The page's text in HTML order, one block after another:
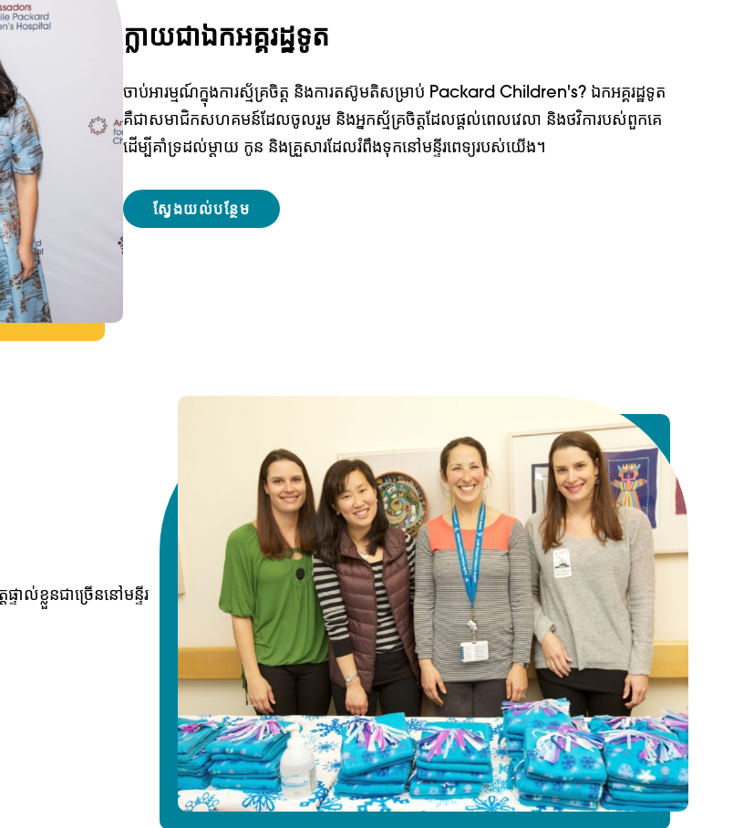
ក្លាយជាឯកអគ្គរដ្ឋទូត
ចាប់អារម្មណ៍ក្នុងការស្ម័គ្រចិត្ត និងការតស៊ូមតិសម្រាប់ Packard Children's? ឯកអគ្គរដ្ឋទូត
គឺជាសមាជិកសហគមន៍ដែលចូលរួម និងអ្នកស្ម័គ្រចិត្តដែលផ្តល់ពេលវេលា និងថវិការបស់ពួកគេ
ដើម្បីគាំទ្រដល់ម្តាយ កូន និងគ្រួសារដែលរំពឹងទុកនៅមន្ទីរពេទ្យរបស់យើង។
ស្វែងយល់បន្ថែម
ាល់ខ្លួនជាច្រើននៅមន្ទីរ